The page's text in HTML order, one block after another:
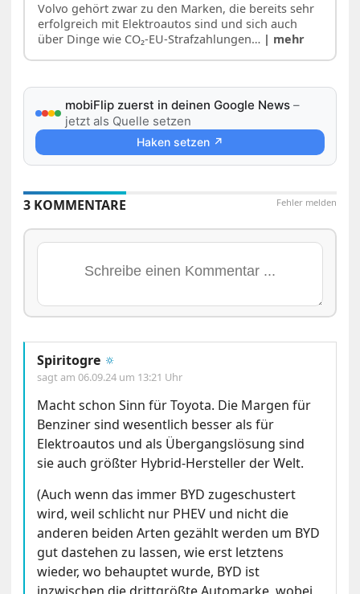
Volvo gehört zwar zu den Marken, die bereits sehr
erfolgreich mit Elektroautos sind und sich auch
über Dinge wie CO₂-EU-Strafzahlungen… | mehr
mobiFlip zuerst in deinen Google News –
jetzt als Quelle setzen
Haken setzen ↗
Fehler melden
3 KOMMENTARE
Spiritogre 🔅
sagt am06.09.24 um 13:21 Uhr
Macht schon Sinn für Toyota. Die Margen für
Benziner sind wesentlich besser als für
Elektroautos und als Übergangslösung sind
sie auch größter Hybrid-Hersteller der Welt.
(Auch wenn das immer BYD zugeschustert
wird, weil schlicht nur PHEV und nicht die
anderen beiden Arten gezählt werden um BYD
gut dastehen zu lassen, wie erst letztens
wieder, wo behauptet wurde, BYD ist